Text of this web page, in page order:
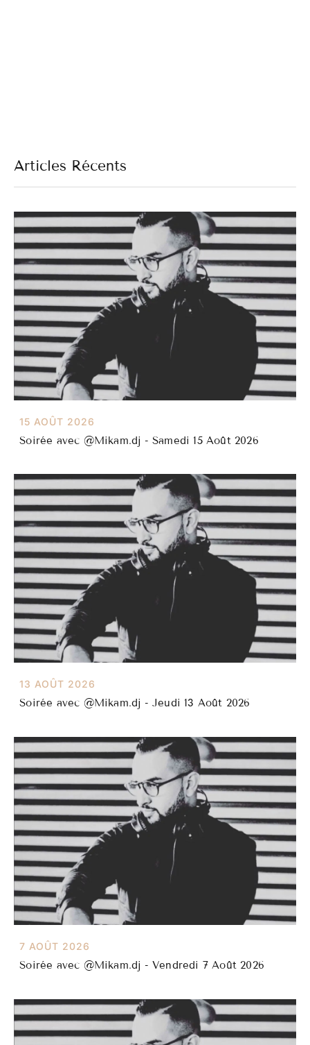
Articles Récents
15 AOÛT 2026
Soirée avec @Mikam.dj - Samedi 15 Août 2026
13 AOÛT 2026
Soirée avec @Mikam.dj - Jeudi 13 Août 2026
7 AOÛT 2026
Soirée avec @Mikam.dj - Vendredi 7 Août 2026